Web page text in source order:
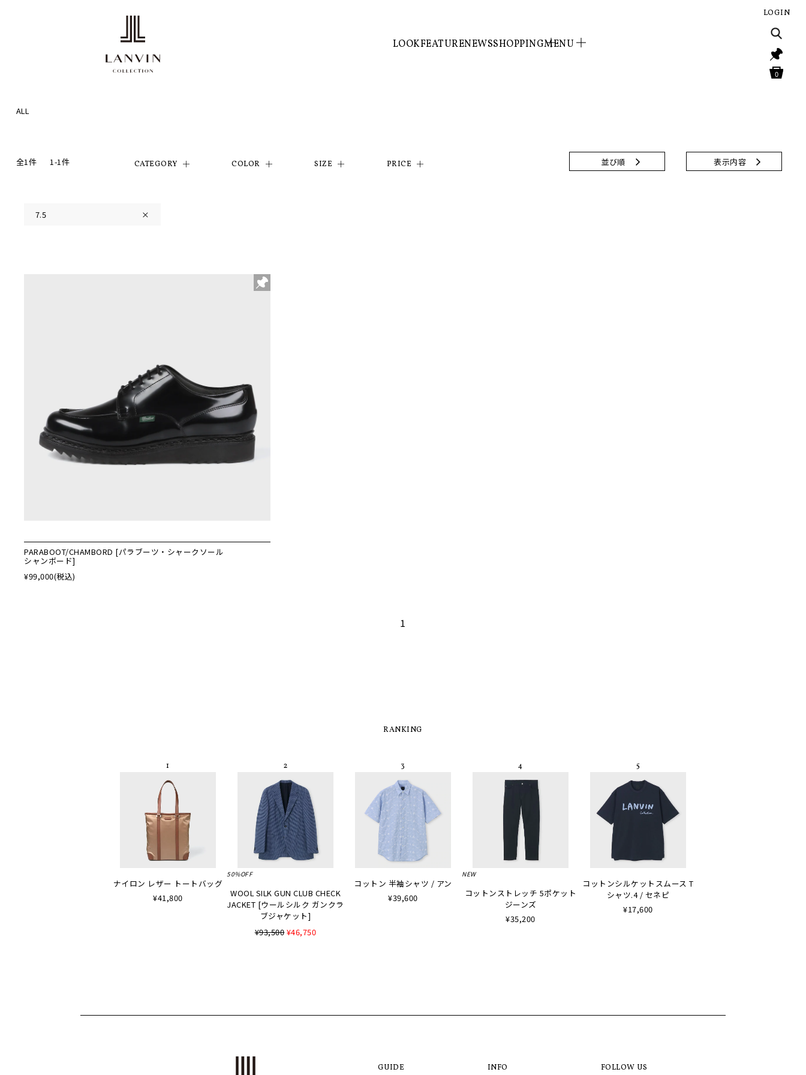
LOOKFEATURENEWSSHOPPINGMENU
LOGIN
0
ALL
全1件 1-1件 CATEGORY COLOR SIZE PRICE 並び順 表示内容
7.5 ×
PARABOOT/CHAMBORD [パラブーツ・シャークソール
シャンボード]
¥99,000(税込)
1
RANKING
ナイロン レザー トートバッグ
¥41,800
50%OFF
WOOL SILK GUN CLUB CHECK
JACKET [ウールシルク ガンクラ
ブジャケット]
¥93,500¥46,750
コットン 半袖シャツ / アン
¥39,600
NEW
コットンストレッチ 5ポケット
ジーンズ
¥35,200
コットンシルケットスムース T
シャツ.4 / セネピ
¥17,600
GUIDE INFO FOLLOW US